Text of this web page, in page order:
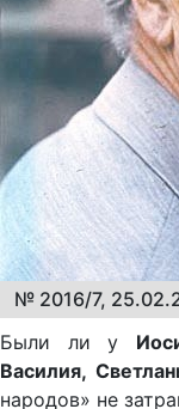
№ 2016/7,
Были ли у
Василия,
народов» не